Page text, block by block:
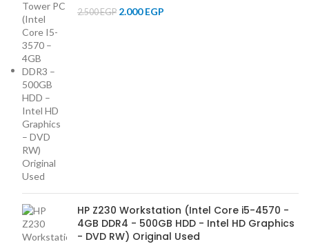
2.500EGP 2.000EGP
HP Z230 Workstation (Intel Core i5-4570 -
4GB DDR4 - 500GB HDD - Intel HD Graphics
- DVD RW) Original Used